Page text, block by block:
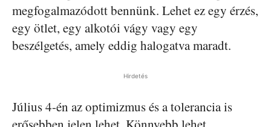
megfogalmazódott bennünk. Lehet ez egy érzés,
egy ötlet, egy alkotói vágy vagy egy
beszélgetés, amely eddig halogatva maradt.
Hirdetés
Július 4-én az optimizmus és a tolerancia is